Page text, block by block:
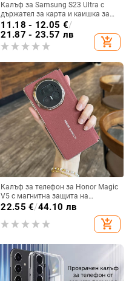
Калъф за Samsung S23 Ultra с
държател за карта и каишка за
през врата
11.18 - 12.05 €/
21.87 - 23.57 лв
add_shopping_cart
Калъф за телефон за Honor Magic
V5 с магнитна защита на
централната ос, пълна защита на
електроплатиране, защита срещу
22.55 €/44.10 лв
add_shopping_cart